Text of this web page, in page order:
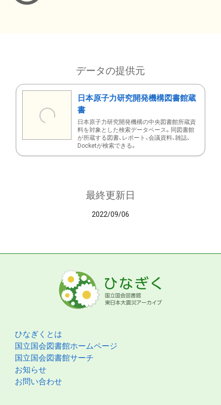
データの提供元
日本原子力研究開発機構図書館蔵
書
日本原子力研究開発機構の中央図書館所蔵資
料を対象とした検索データベース。同図書館
が所蔵する図書、レポート、会議資料、雑誌、
Docketが検索できる。
最終更新日
2022/09/06
ひなぎくとは
国立国会図書館ホームページ
国立国会図書館サーチ
お知らせ
お問い合わせ